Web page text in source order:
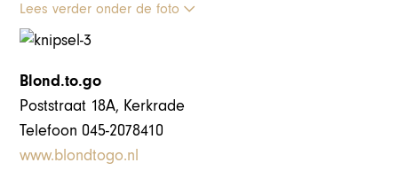
Lees verder onder de foto
Blond.to.go
Poststraat 18A, Kerkrade
Telefoon 045-2078410
www.blondtogo.nl